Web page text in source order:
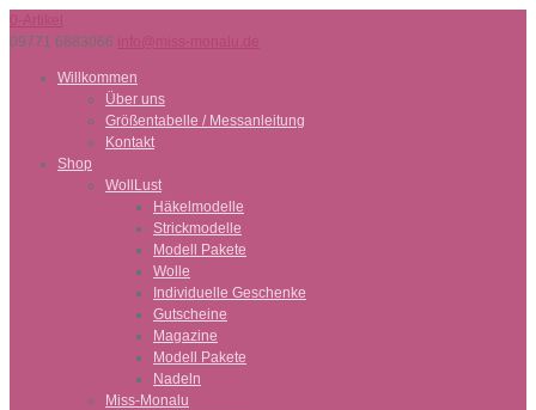
09771 6883066
Willkommen
Über uns
Größentabelle / Messanleitung
Kontakt
Shop
WollLust
Häkelmodelle
Strickmodelle
Modell Pakete
Wolle
Individuelle Geschenke
Gutscheine
Magazine
Modell Pakete
Nadeln
Miss-Monalu